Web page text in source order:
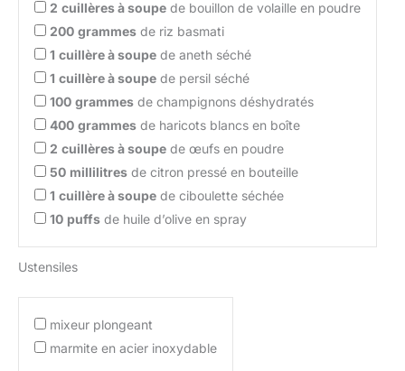
2 cuillères à soupe de bouillon de volaille en poudre
200 grammes de riz basmati
1 cuillère à soupe de aneth séché
1 cuillère à soupe de persil séché
100 grammes de champignons déshydratés
400 grammes de haricots blancs en boîte
2 cuillères à soupe de œufs en poudre
50 millilitres de citron pressé en bouteille
1 cuillère à soupe de ciboulette séchée
10 puffs de huile d’olive en spray
Ustensiles
mixeur plongeant
marmite en acier inoxydable